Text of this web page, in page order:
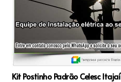
Kit Postinho Padrão Celesc Itajaí